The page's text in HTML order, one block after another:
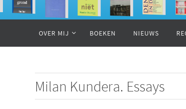
inhoud
OVER MIJ BOEKEN NIEUWS
Milan Kundera. Essays